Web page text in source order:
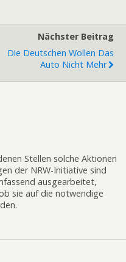
Nächster Beitrag
Die Deutschen Wollen Das
Auto Nicht Mehr
Stellen solche Aktionen
der NRW-Initiative sind
ausgearbeitet,
sie auf die notwendige